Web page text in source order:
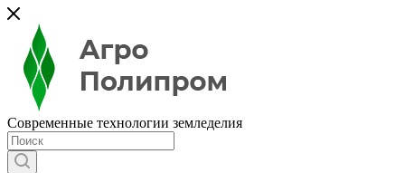
Современные технологии земледелия